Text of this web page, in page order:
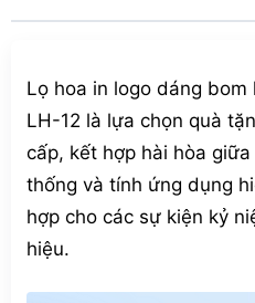
Lọ hoa in logo dáng bom
LH-12 là lựa chọn quà
cấp, kết hợp hài hòa
thống và tính ứng dụng
hợp cho các sự kiện kỷ
hiệu.